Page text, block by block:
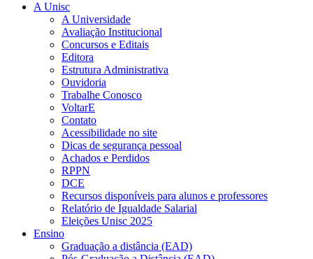
A Unisc
A Universidade
Avaliação Institucional
Concursos e Editais
Editora
Estrutura Administrativa
Ouvidoria
Trabalhe Conosco
VoltarE
Contato
Acessibilidade no site
Dicas de segurança pessoal
Achados e Perdidos
RPPN
DCE
Recursos disponíveis para alunos e professores
Relatório de Igualdade Salarial
Eleições Unisc 2025
Ensino
Graduação a distância (EAD)